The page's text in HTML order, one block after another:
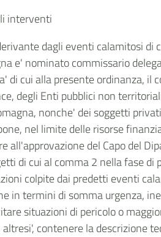
interventi
dagli eventi calamitosi
e' nominato commissario
di cui alla presente ordinanza, il
degli Enti pubblici non
nonche' dei soggetti
nel limite delle risorse
all'approvazione del Capo del
di cui al comma 2 nella fase
colpite dai predetti eventi
in termini di somma urgenza,
situazioni di pericolo o
contenere la